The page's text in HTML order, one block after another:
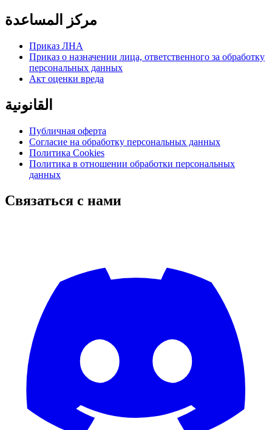
مركز المساعدة
Приказ ЛНА
Приказ о назначении лица, ответственного за обработку
персональных данных
Акт оценки вреда
القانونية
Публичная оферта
Согласие на обработку персональных данных
Политика Cookies
Политика в отношении обработки персональных
данных
Связаться с нами